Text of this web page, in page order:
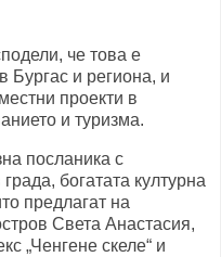
че това е
Бургас и региона, и
проекти в
и туризма.
посланика с
богатата културна
предлагат на
Света Анастасия,
„Ченгене скеле“ и